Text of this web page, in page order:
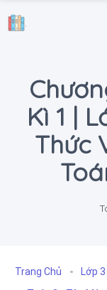
.
Kì 1 |
Thức
Trang Chủ Lớp 3